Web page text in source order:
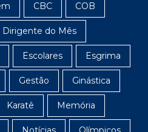
CBC COB
Dirigente do Mês
Escolares Esgrima
Gestão Ginástica
Karatê Memória